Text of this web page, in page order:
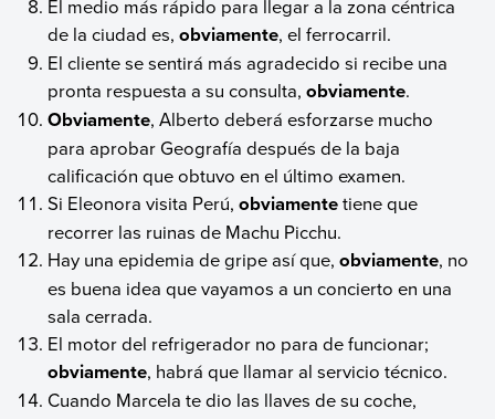
El medio más rápido para llegar a la zona céntrica
de la ciudad es,obviamente, el ferrocarril.
El cliente se sentirá más agradecido si recibe una
pronta respuesta a su consulta,obviamente.
Obviamente, Alberto deberá esforzarse mucho
para aprobar Geografía después de la baja
calificación que obtuvo en el último examen.
Si Eleonora visita Perú,obviamentetiene que
recorrer las ruinas de Machu Picchu.
Hay una epidemia de gripe así que,obviamente, no
es buena idea que vayamos a un concierto en una
sala cerrada.
El motor del refrigerador no para de funcionar;
obviamente, habrá que llamar al servicio técnico.
Cuando Marcela te dio las llaves de su coche,